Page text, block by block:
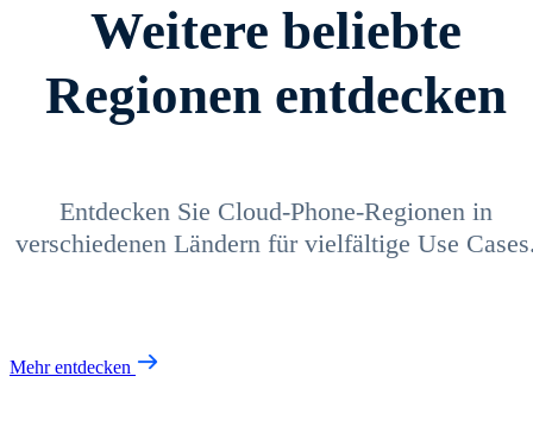
Weitere beliebte
Regionen entdecken
Entdecken Sie Cloud-Phone-Regionen in
verschiedenen Ländern für vielfältige Use
Mehr entdecken